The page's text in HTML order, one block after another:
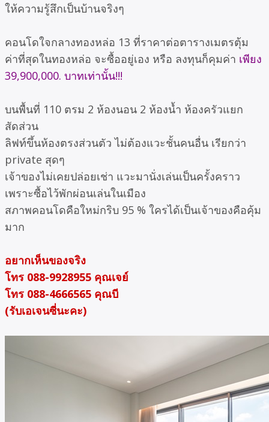
ให้ความรู้สึกเป็นบ้านจริงๆ
คอนโดใจกลางทองหล่อ 13 ที่ราคาต่อตารางเมตรตุ้ม
ค่าที่สุดในทองหล่อ จะซื้ออยู่เอง หรือ ลงทุนก็คุมค่า เพียง
39,900,000. บาทเท่านั้น!!!
บนพื้นที่ 110 ตรม 2 ห้องนอน 2 ห้องน้ำ ห้องครัวแยก
สัดส่วน
ลิฟท์ขึ้นห้องตรงส่วนตัว ไม่ต้องแวะชั้นคนอื่น เรียกว่า
private สุดๆ
เจ้าของไม่เคยปล่อยเช่า แวะมานั่งเล่นเป็นครั้งคราว
เพราะซื้อไว้พักผ่อนเล่นในเมือง
สภาพคอนโดคือใหม่กริบ 95 % ใครได้เป็นเจ้าของคือคุ้ม
มาก
อยากเห็นของจริง
โทร 088-9928955 คุณเจย์
โทร 088-4666565 คุณบี
(รับเอเจนซี่นะคะ)